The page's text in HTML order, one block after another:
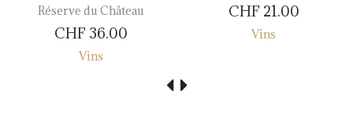
Réserve du Château
CHF 36.00
Vins
CHF 21.00
Vins